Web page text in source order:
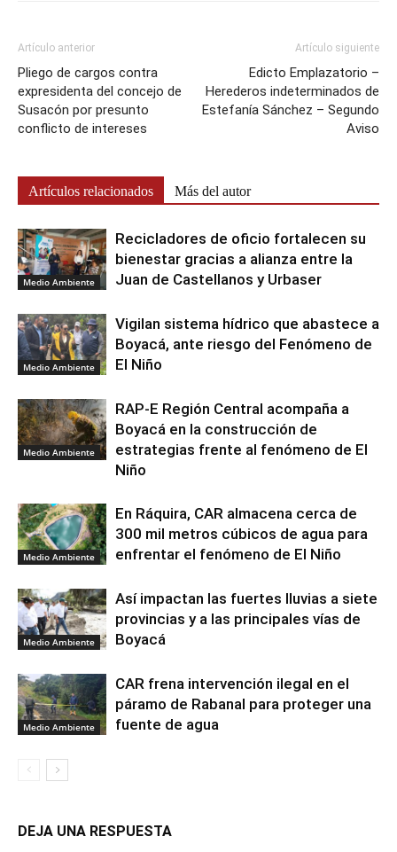
Artículo anterior
Pliego de cargos contra
expresidenta del concejo de
Susacón por presunto
conflicto de intereses
Artículo siguiente
Edicto Emplazatorio –
Herederos indeterminados de
Estefanía Sánchez – Segundo
Aviso
Artículos relacionados Más del autor
Medio Ambiente
Recicladores de oficio fortalecen su
bienestar gracias a alianza entre la
Juan de Castellanos y Urbaser
Medio Ambiente
Vigilan sistema hídrico que abastece a
Boyacá, ante riesgo del Fenómeno de
El Niño
Medio Ambiente
RAP-E Región Central acompaña a
Boyacá en la construcción de
estrategias frente al fenómeno de El
Niño
Medio Ambiente
En Ráquira, CAR almacena cerca de
300 mil metros cúbicos de agua para
enfrentar el fenómeno de El Niño
Medio Ambiente
Así impactan las fuertes lluvias a siete
provincias y a las principales vías de
Boyacá
Medio Ambiente
CAR frena intervención ilegal en el
páramo de Rabanal para proteger una
fuente de agua
DEJA UNA RESPUESTA